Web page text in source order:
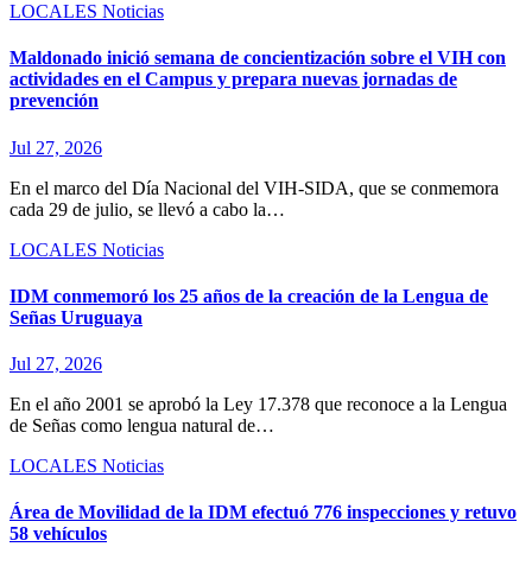
LOCALES Noticias
Maldonado inició semana de concientización sobre el VIH con
actividades en el Campus y prepara nuevas jornadas de
prevención
Jul 27, 2026
En el marco del Día Nacional del VIH-SIDA, que se conmemora
cada 29 de julio, se llevó a cabo la…
LOCALES Noticias
IDM conmemoró los 25 años de la creación de la Lengua de
Señas Uruguaya
Jul 27, 2026
En el año 2001 se aprobó la Ley 17.378 que reconoce a la Lengua
de Señas como lengua natural de…
LOCALES Noticias
Área de Movilidad de la IDM efectuó 776 inspecciones y retuvo
58 vehículos